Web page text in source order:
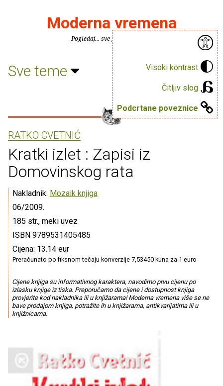
Visoki kontrast
Čitljiv slog
Podcrtane poveznice
Moderna vremena
Pogledaj... sve je puno knjiga.
Sve teme
RATKO CVETNIĆ
Kratki izlet : Zapisi iz
Domovinskog rata
Nakladnik: Mozaik knjiga
06/2009.
185 str., meki uvez
ISBN 9789531405485
Cijena: 13.14 eur
Preračunato po fiksnom tečaju konverzije 7,53450 kuna za 1 euro
Cijene knjiga su informativnog karaktera, navodimo prvu cijenu po
izlasku knjige iz tiska. Preporučamo da cijene i dostupnost knjiga
provjerite kod nakladnika ili u knjižarama! Moderna vremena više se ne
bave prodajom knjiga, potražite ih u knjižarama, antikvarijatima ili u
knjižnicama.